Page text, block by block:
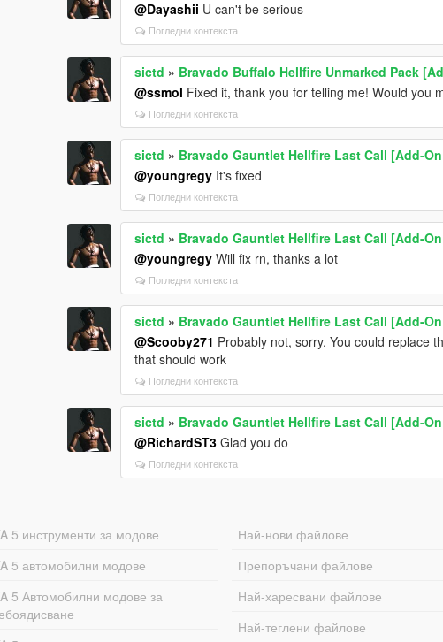
@Dayashii U can't be serious
Погледни контекста
sictd » Bravado Buffalo Hellfire Unmarked Pack
@ssmol Fixed it, thank you for telling me! Would you
Погледни контекста
sictd » Bravado Gauntlet Hellfire Last Call [Add-
@youngregy It's fixed
Погледни контекста
sictd » Bravado Gauntlet Hellfire Last Call [Add-
@youngregy Will fix rn, thanks a lot
Погледни контекста
sictd » Bravado Gauntlet Hellfire Last Call [Add-
@Scooby271 Probably not, sorry. You could replace
that should work
Погледни контекста
sictd » Bravado Gauntlet Hellfire Last Call [Add-
@RichardST3 Glad you do
Погледни контекста
5 инструменти за модове
5 автомобилни модове
5 Автомобилни модове за
Най-нови файлове
Препоръчани файлове
Най-харесвани файлове
Най-теглени файлове